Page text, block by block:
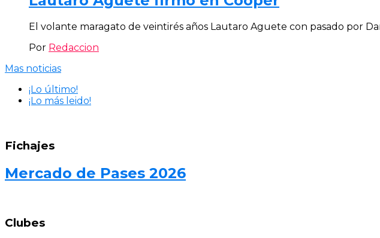
El volante maragato de veintirés años Lautaro Aguete con pasado por
Por Redaccion
Mas noticias
¡Lo último!
¡Lo más leido!
Fichajes
Mercado de Pases 2026
Clubes